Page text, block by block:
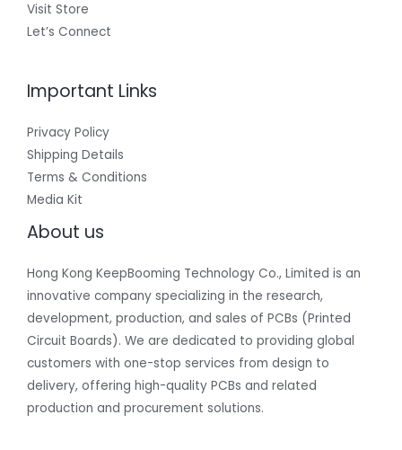
Visit Store
Let’s Connect
Important Links
Privacy Policy
Shipping Details
Terms & Conditions
Media Kit
About us
Hong Kong KeepBooming Technology Co., Limited is an
innovative company specializing in the research,
development, production, and sales of PCBs (Printed
Circuit Boards). We are dedicated to providing global
customers with one-stop services from design to
delivery, offering high-quality PCBs and related
production and procurement solutions.